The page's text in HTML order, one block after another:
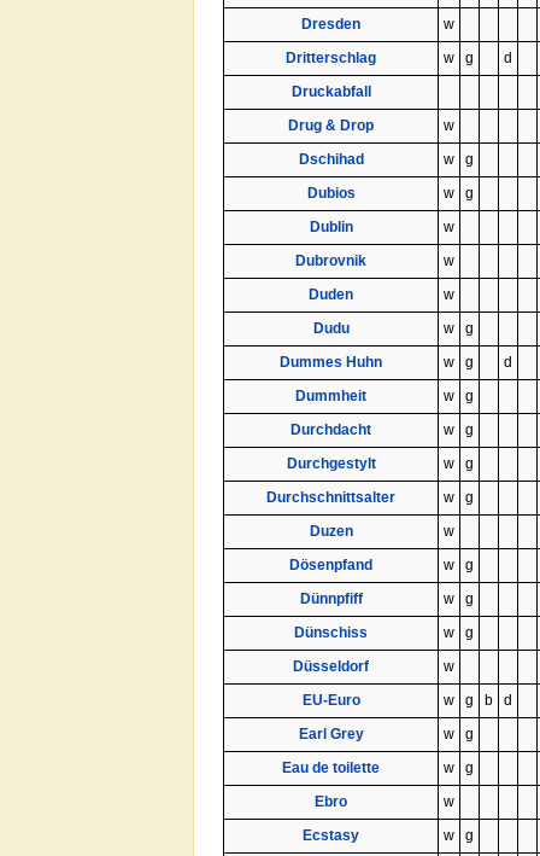
Dresden
w
Dritterschlag
w g
d
Druckabfall
Drug & Drop
w
Dschihad
w
g
Dubios
w
g
Dublin
w
Dubrovnik
w
Duden
w
Dudu
w
g
Dummes Huhn
w g
d
Dummheit
w
g
Durchdacht
w
g
Durchgestylt
w
g
Durchschnittsalter
w
g
Duzen
w
Dösenpfand
w
g
Dünnpfiff
w
g
Dünschiss
w
g
Düsseldorf
w
EU-Euro
w g b
d
Earl Grey
w
g
Eau de toilette
w
g
Ebro
w
Ecstasy
w
g